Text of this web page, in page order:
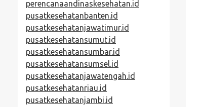
perencanaandinaskesehatan.id
pusatkesehatanbanten.id
pusatkesehatanjawatimur.id
pusatkesehatansumut.id
pusatkesehatansumbar.id
pusatkesehatansumsel.id
pusatkesehatanjawatengah.id
pusatkesehatanriau.id
pusatkesehatanjambi.id